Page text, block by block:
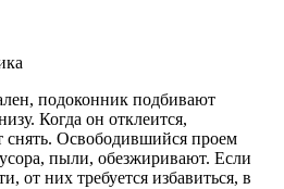
подоконник подбивают
Когда он отклеится,
снять. Освободившийся проем
пыли, обезжиривают. Если
от них требуется избавиться, в